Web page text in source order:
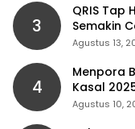
3
QRIS Tap
Semakin
NFC
Agustus 13,
4
Menpora
Kasal
Agustus 10,